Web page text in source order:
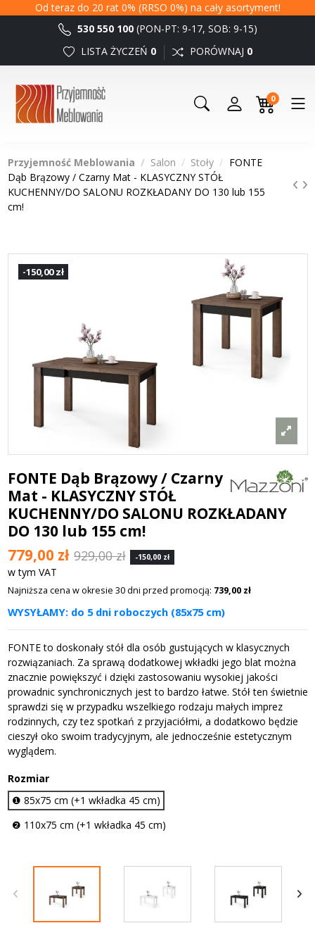
Od teraz do 20 rat 0% (RRSO 0%) na cały asortyment!
530 550 100 (PON-PT: 9-17, SOB: 9-15)
LISTA ŻYCZEŃ 0 PORÓWNAJ 0
0
Przyjemność Meblowania Salon Stoły
FONTE
Dąb Brązowy / Czarny Mat - KLASYCZNY STÓŁ
KUCHENNY/DO SALONU ROZKŁADANY DO 130 lub 155
cm!
-150,00 zł
FONTE Dąb Brązowy / Czarny
Mat - KLASYCZNY STÓŁ
KUCHENNY/DO SALONU ROZKŁADANY
DO 130 lub 155 cm!
779,00 zł 929,00 zł -150,00 zł
w tym VAT
Najniższa cena w okresie 30 dni przed promocją: 739,00 zł
WYSYŁAMY: do 5 dni roboczych (85x75 cm)
FONTE to doskonały stół dla osób gustujących w klasycznych
rozwiązaniach. Za sprawą dodatkowej wkładki jego blat można
znacznie powiększyć i dzięki zastosowaniu wysokiej jakości
prowadnic synchronicznych jest to bardzo łatwe. Stół ten świetnie
sprawdzi się w przypadku wszelkiego rodzaju małych imprez
rodzinnych, czy tez spotkań z przyjaciółmi, a dodatkowo będzie
cieszył oko swoim tradycyjnym, ale jednocześnie estetycznym
wyglądem.
Rozmiar
❶ 85x75 cm (+1 wkładka 45 cm)
❷ 110x75 cm (+1 wkładka 45 cm)